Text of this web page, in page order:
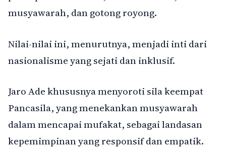
musyawarah, dan gotong royong.
Nilai-nilai ini, menurutnya, menjadi inti dari
nasionalisme yang sejati dan inklusif.
Jaro Ade khususnya menyoroti sila keempat
Pancasila, yang menekankan musyawarah
dalam mencapai mufakat, sebagai landasan
kepemimpinan yang responsif dan empatik.